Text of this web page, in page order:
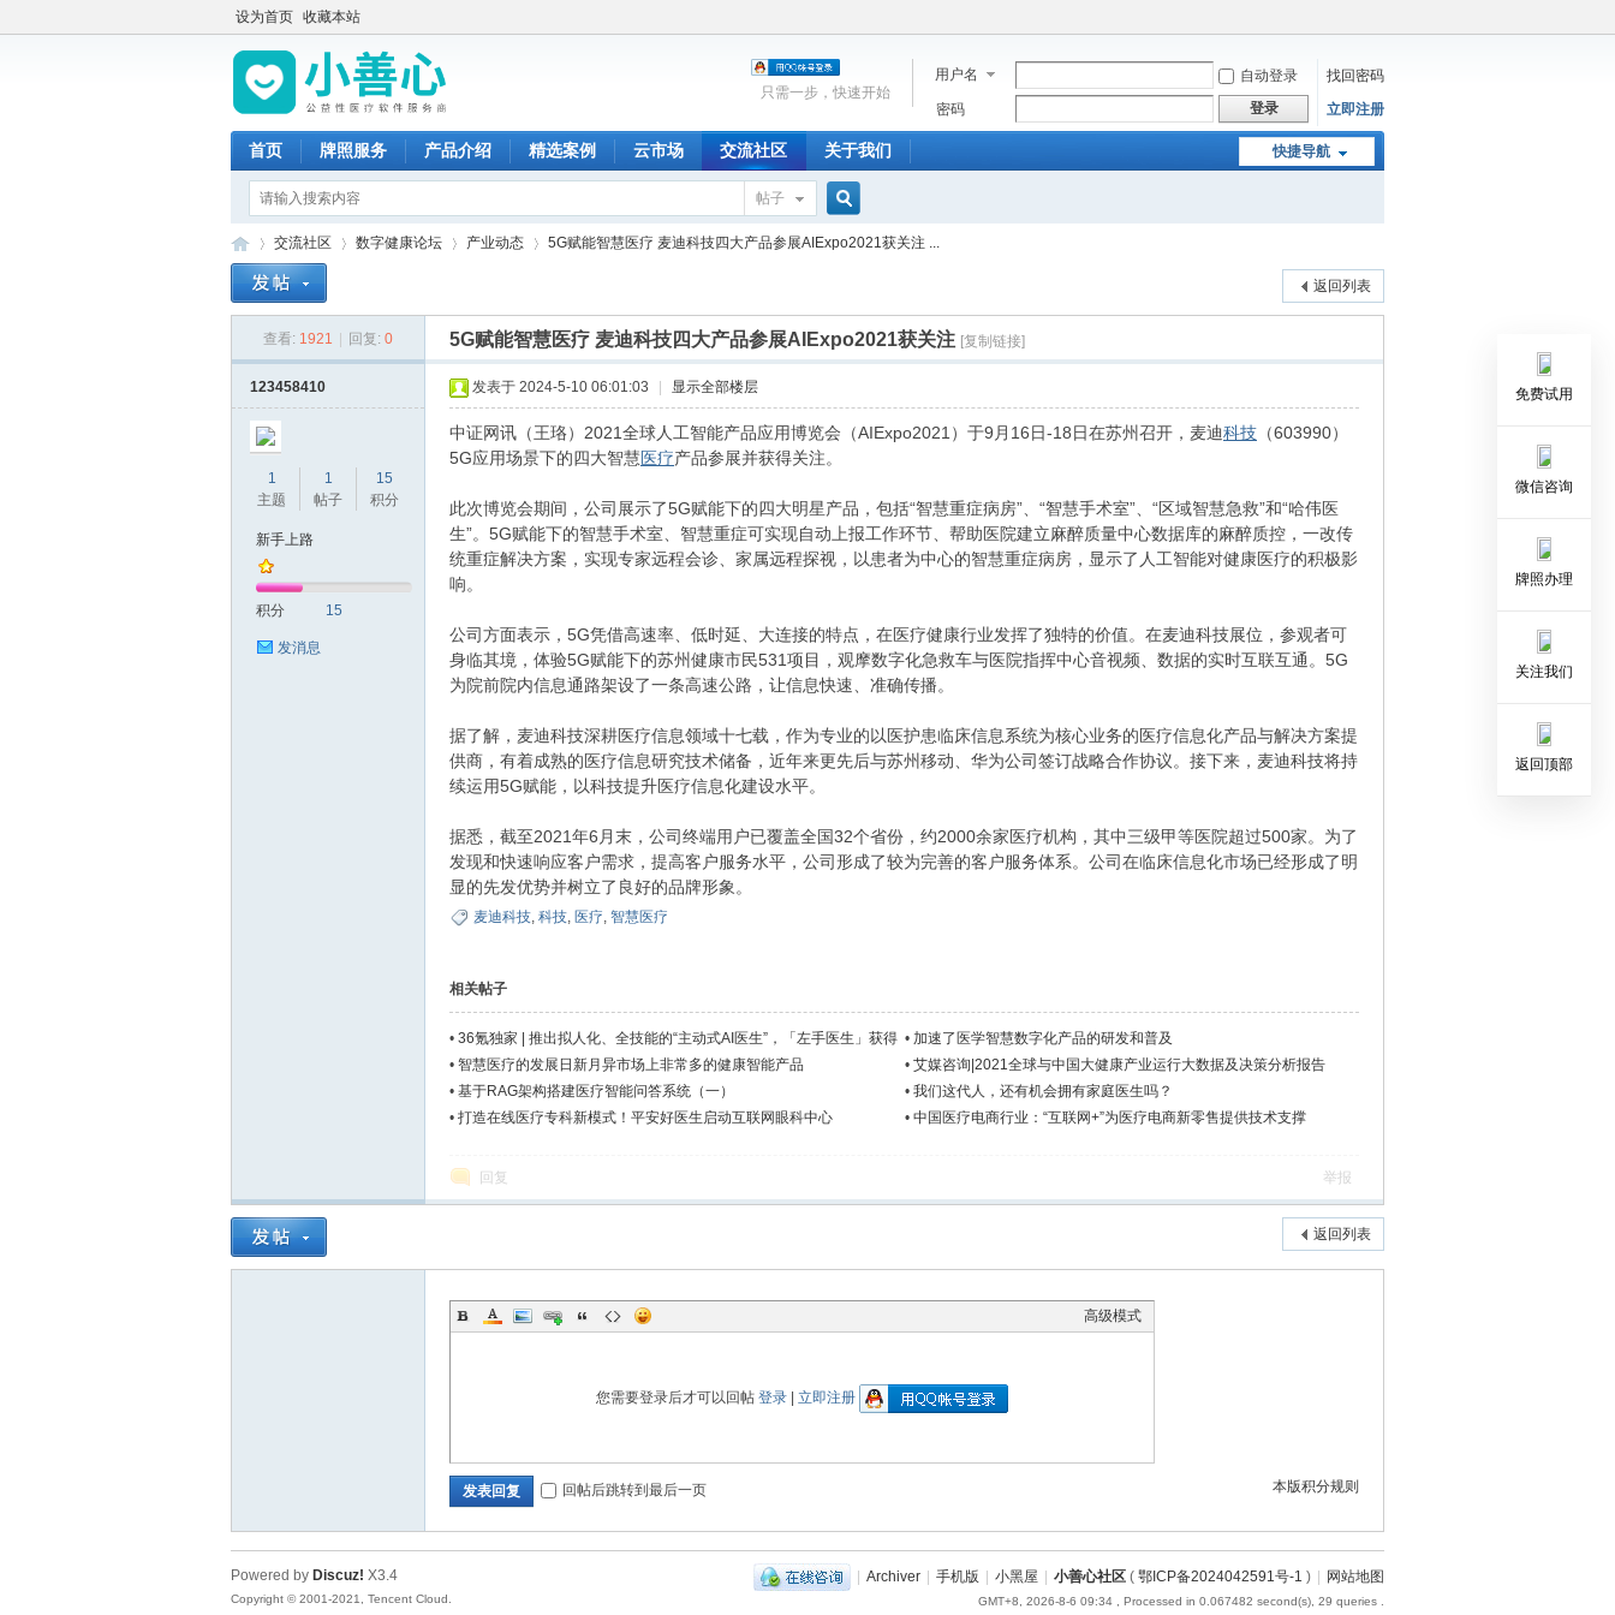
设为首页 收藏本站
用户名 自动登录
找回密码
密码
登录 立即注册
只需一步，快速开始
快捷导航
首页 牌照服务 产品介绍 精选案例 云市场 交流社区 关于我们
帖子
搜
索
交流社区 数字健康论坛 产业动态
›
5G赋能智慧医疗 麦迪科技四大产品参展AIExpo2021获关注 ...
返回列表
查看: 1921 回复: 0 5G赋能智慧医疗 麦迪科技四大产品参展AIExpo2021获关注 [复制链接]
123458410
1
主题
1
帖子
15
积分
新手上路
积分 15
发消息
发表于 2024-5-10 06:01:03 显示全部楼层
中证网讯（王珞）2021全球人工智能产品应用博览会（AIExpo2021）于9月16日-18日在苏州召开，麦迪科技 （603990）
5G应用场景下的四大智慧医疗产品参展并获得关注。
此次博览会期间，公司展示了5G赋能下的四大明星产品，包括“智慧重症病房”、“智慧手术室”、“区域智慧急救”和“哈伟医
生”。5G赋能下的智慧手术室、智慧重症可实现自动上报工作环节、帮助医院建立麻醉质量中心数据库的麻醉质控，一改传
统重症解决方案，实现专家远程会诊、家属远程探视，以患者为中心的智慧重症病房，显示了人工智能对健康医疗的积极影
响。
公司方面表示，5G凭借高速率、低时延、大连接的特点，在医疗健康行业发挥了独特的价值。在麦迪科技展位，参观者可
身临其境，体验5G赋能下的苏州健康市民531项目，观摩数字化急救车与医院指挥中心音视频、数据的实时互联互通。5G
为院前院内信息通路架设了一条高速公路，让信息快速、准确传播。
据了解，麦迪科技深耕医疗信息领域十七载，作为专业的以医护患临床信息系统为核心业务的医疗信息化产品与解决方案提
供商，有着成熟的医疗信息研究技术储备，近年来更先后与苏州移动、华为公司签订战略合作协议。接下来，麦迪科技将持
续运用5G赋能，以科技提升医疗信息化建设水平。
据悉，截至2021年6月末，公司终端用户已覆盖全国32个省份，约2000余家医疗机构，其中三级甲等医院超过500家。为了
发现和快速响应客户需求，提高客户服务水平，公司形成了较为完善的客户服务体系。公司在临床信息化市场已经形成了明
显的先发优势并树立了良好的品牌形象。
麦迪科技, 科技, 医疗, 智慧医疗
相关帖子
• 36氪独家 | 推出拟人化、全技能的“主动式AI医生”，「左手医生」获得
1亿元B轮融资
• 加速了医学智慧数字化产品的研发和普及
• 智慧医疗的发展日新月异市场上非常多的健康智能产品 • 艾媒咨询|2021全球与中国大健康产业运行大数据及决策分析报告
• 基于RAG架构搭建医疗智能问答系统（一） • 我们这代人，还有机会拥有家庭医生吗？
• 打造在线医疗专科新模式！平安好医生启动互联网眼科中心 • 中国医疗电商行业：“互联网+”为医疗电商新零售提供技术支撑
回复 举报
返回列表
高级模式
您需要登录后才可以回帖 登录 立即注册
本版积分规则
发表回复 回帖后跳转到最后一页
| Archiver | 手机版 | 小黑屋 | 小善心社区 ( 鄂ICP备2024042591号-1 ) | 网站地图
免费试用
微信咨询
牌照办理
关注我们
返回顶部
GMT+8, 2026-8-6 09:34 , Processed in 0.067482 second(s), 29 queries .
Powered by Discuz! X3.4
Copyright © 2001-2021, Tencent Cloud.